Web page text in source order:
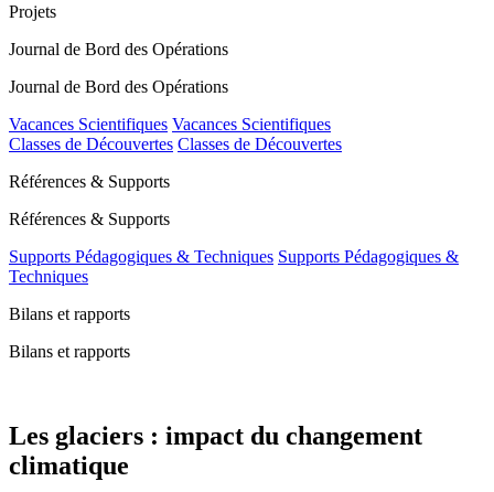
Projets
Journal de Bord des Opérations
Journal de Bord des Opérations
Vacances Scientifiques Vacances Scientifiques
Classes de Découvertes Classes de Découvertes
Références & Supports
Références & Supports
Supports Pédagogiques & Techniques Supports Pédagogiques &
Techniques
Bilans et rapports
Bilans et rapports
Les glaciers : impact du changement
climatique